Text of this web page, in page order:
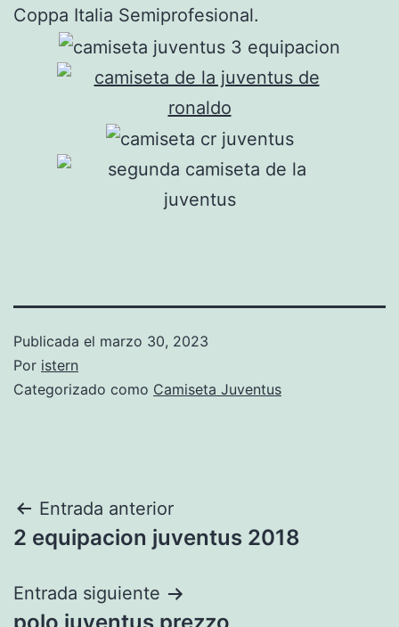
Coppa Italia Semiprofesional.
Publicada el marzo 30, 2023
Por istern
Categorizado como Camiseta Juventus
Navegación
de
entradas
Entrada anterior
2 equipacion juventus 2018
Entrada siguiente